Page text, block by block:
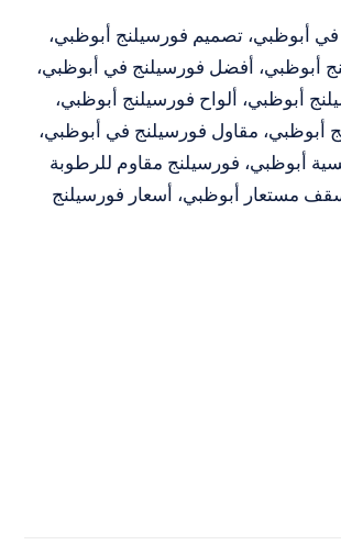
أبوظبي، تصميم فورسيلنج أبوظبي،
أبوظبي، أفضل فورسيلنج في أبوظبي،
أبوظبي، ألواح فورسيلنج أبوظبي،
مقاول فورسيلنج في أبوظبي،
أبوظبي، فورسيلنج مقاوم للرطوبة
مستعار أبوظبي، أسعار فورسيلنج